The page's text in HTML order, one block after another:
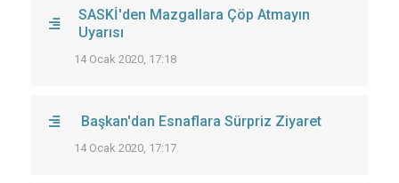
SASKİ'den Mazgallara Çöp Atmayın
Uyarısı
14 Ocak 2020, 17:18
Başkan'dan Esnaflara Sürpriz Ziyaret
14 Ocak 2020, 17:17